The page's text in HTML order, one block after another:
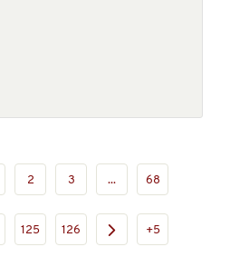
2 3 ... 68
125 126 +5